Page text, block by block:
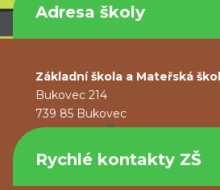
Adresa školy
Základní škola a Mateřská
Bukovec 214
739 85 Bukovec
Rychlé kontakty ZŠ